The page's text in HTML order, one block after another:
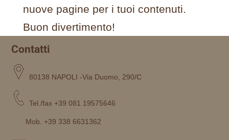
nuove pagine per i tuoi contenuti.
Buon divertimento!
Contatti
80138 NAPOLI -Via Duomo, 290/C
Tel./fax +39 081 19575646
Mob. +39 338 6631362